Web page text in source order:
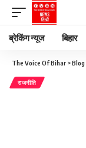
ब्रेकिंग न्यूज बिहार
The Voice Of Bihar >Blog
राजनीति